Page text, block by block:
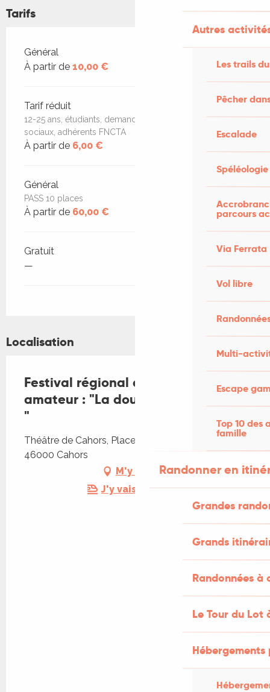
Autres
Les trails
Pêcher
Escalade
Spéléologie
parcours
Via Ferrata
Vol libre
Multi-
Escape
Top 10 des
famille
Randonner en
Grandes
Grands
Randonnées
Le Tour du Lot
Tarifs
Tarifs 2026
Général
À partir de 10,00 €
Tarif réduit
12-25 ans, étudiants, demandeurs d'emploi, minima
sociaux, adhérents FNCTA
À partir de 6,00 €
Général
PASS 10 places
À partir de 60,00 €
Gratuit
—
Localisation
Festival régional de théâtre
amateur : "La double inconstance
"
Théâtre de Cahors, Place François-Mitterrand,
46000 Cahors
M'y rendre
J'y vais en train !